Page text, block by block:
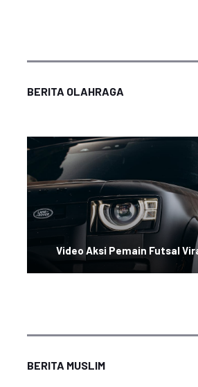
BERITA OLAHRAGA
Video Aksi Pemain Futsal
BERITA MUSLIM